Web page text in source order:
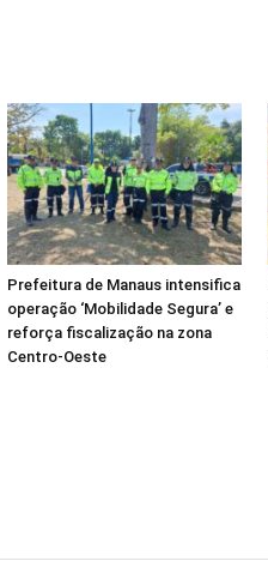
Prefeitura de Manaus intensifica
operação ‘Mobilidade Segura’ e
reforça fiscalização na zona
Centro-Oeste